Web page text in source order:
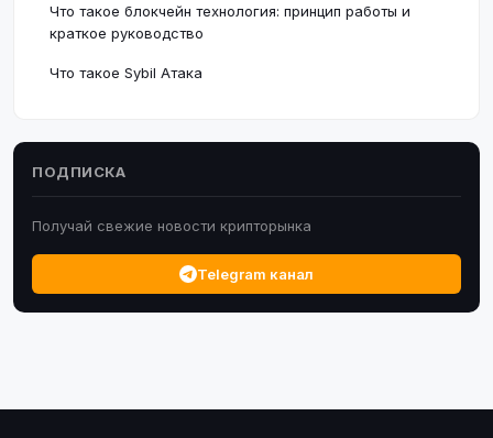
Что такое блокчейн технология: принцип работы и
краткое руководство
Что такое Sybil Атака
ПОДПИСКА
Получай свежие новости крипторынка
Telegram канал